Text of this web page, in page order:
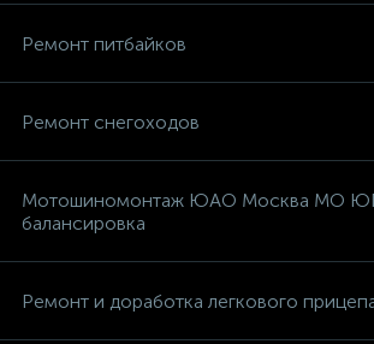
Ремонт питбайков
Ремонт снегоходов
Мотошиномонтаж ЮАО Москва МО
балансировка
Ремонт и доработка легкового